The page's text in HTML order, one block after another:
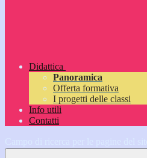
Didattica
Panoramica
Offerta formativa
I progetti delle classi
Info utili
Contatti